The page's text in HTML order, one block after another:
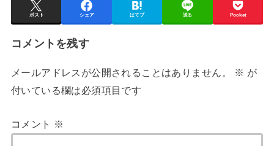
ポスト シェア はてブ 送る Pocket
コメントを残す
メールアドレスが公開されることはありません。 ※ が
付いている欄は必須項目です
コメント ※